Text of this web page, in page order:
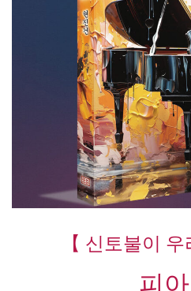
【 신토불이 우
피